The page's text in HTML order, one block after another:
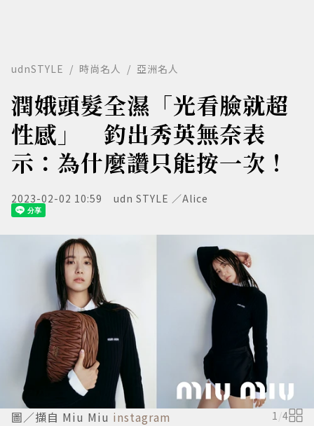
udnSTYLE 時尚名人 亞洲名人
潤娥頭髮全濕「光看臉就超
性感」 釣出秀英無奈表
示：為什麼讚只能按一次！
2023-02-02 10:59 udn STYLE ／Alice
圖／擷自 Miu Miu instagram 1 /4